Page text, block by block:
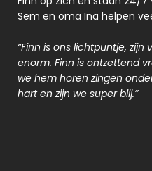
Sem en oma Ina helpen
“Finn is ons lichtpuntje,
enorm. Finn is ontzettend
we hem horen zingen
hart en zijn we super blij.”